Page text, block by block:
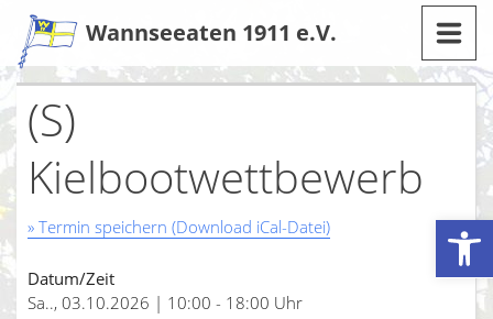
Werkzeugleiste öffnen
Zum
Inhalt
Wannseeaten 1911 e.V.
(S)
Kielbootwettbewerb
» Termin speichern (Download iCal-Datei)
Datum/Zeit
Sa.., 03.10.2026 | 10:00 - 18:00 Uhr